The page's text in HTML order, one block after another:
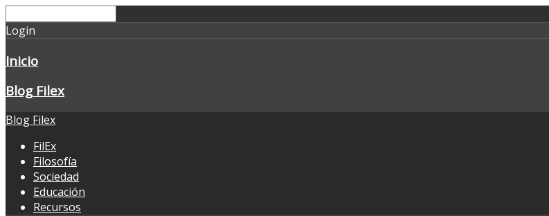
Login
Inicio
Blog Filex
Blog Filex
FilEx
Filosofía
Sociedad
Educación
Recursos